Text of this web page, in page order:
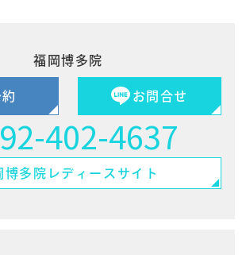
福岡博多院
お問合せ
402-4637
博多院 レディースサイト